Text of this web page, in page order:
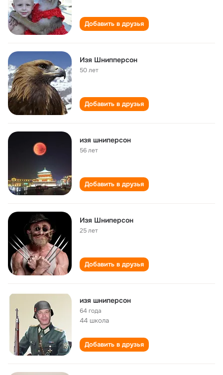
Добавить в друзья
Изя Шнипперсон
50 лет
Добавить в друзья
изя шниперсон
56 лет
Добавить в друзья
Изя Шниперсон
25 лет
Добавить в друзья
изя шниперсон
64 года
44 школа
Добавить в друзья